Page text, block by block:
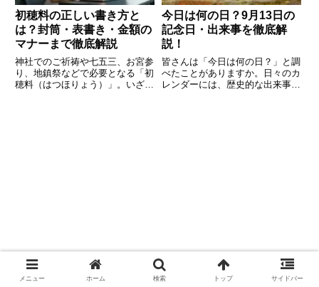
初穂料の正しい書き方と
は？封筒・表書き・金額の
マナーまで徹底解説
神社でのご祈祷や七五三、お宮参
り、地鎮祭などで必要となる「初
穂料（はつほりょう）」。いざ用
今日は何の日？9月13日の
記念日・出来事を徹底解
説！
皆さんは「今日は何の日？」と調
べたことがありますか。日々のカ
レンダーには、歴史的な出来事や
メニュー ホーム 検索 トップ サイドバー